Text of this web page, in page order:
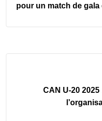
pour un match de gala
CAN U-20